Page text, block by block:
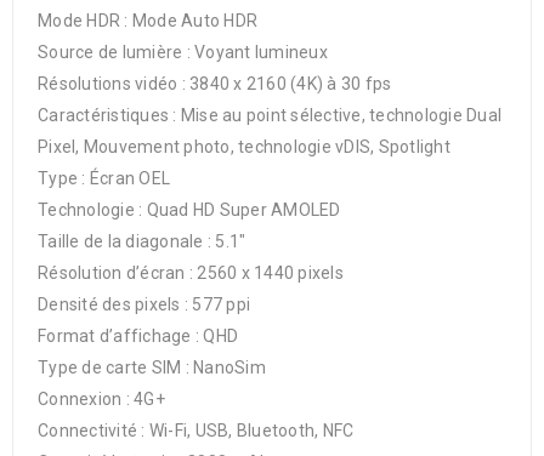
Mode HDR : Mode Auto HDR
Source de lumière : Voyant lumineux
Résolutions vidéo : 3840 x 2160 (4K) à 30 fps
Caractéristiques : Mise au point sélective, technologie Dual
Pixel, Mouvement photo, technologie vDIS, Spotlight
Type : Écran OEL
Technologie : Quad HD Super AMOLED
Taille de la diagonale : 5.1″
Résolution d’écran : 2560 x 1440 pixels
Densité des pixels : 577 ppi
Format d’affichage : QHD
Type de carte SIM : NanoSim
Connexion : 4G+
Connectivité : Wi-Fi, USB, Bluetooth, NFC